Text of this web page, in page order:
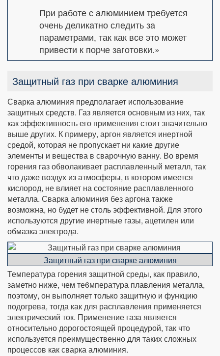
При работе с алюминием требуется
очень деликатно следить за
параметрами, так как все это может
привести к порче заготовки.»
Защитный газ при сварке алюминия
Сварка алюминия предполагает использование
защитных средств. Газ является основным из них, так
как эффективность его применения стоит значительно
выше других. К примеру, аргон является инертной
средой, которая не пропускает ни какие другие
элементы и вещества в сварочную ванну. Во время
горения газ обволакивает расплавленный металл, так
что даже воздух из атмосферы, в котором имеется
кислород, не влияет на состояние расплавленного
металла. Сварка алюминия без аргона также
возможна, но будет не столь эффективной. Для этого
используются другие инертные газы, ацетилен или
обмазка электрода.
Защитный газ при сварке алюминия
Температура горения защитной среды, как правило,
заметно ниже, чем те6мпература плавления металла,
поэтому, он выполняет только защитную и функцию
подогрева, тогда как для расплавления применяется
электрический ток. Применение газа является
относительно дорогостоящей процедурой, так что
используется преимущественно для таких сложных
процессов как сварка алюминия.